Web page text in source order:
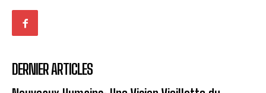
DERNIER ARTICLES